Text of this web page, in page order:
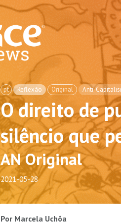
pt Reflexão Original Anti-
O direito de
silêncio que
AN Original
2021-05-28
Por Marcela Uchôa